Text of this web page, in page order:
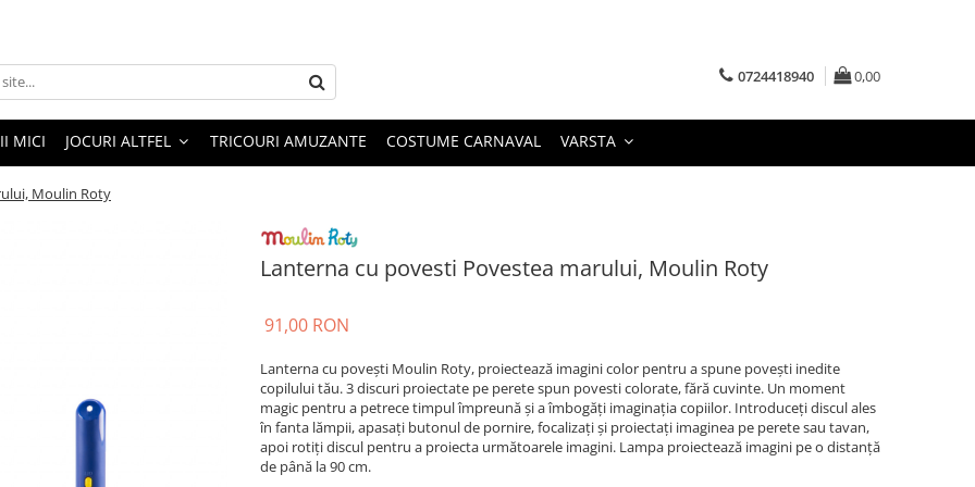
0724418940 0,00
MICI JOCURI ALTFEL TRICOURI AMUZANTE COSTUME CARNAVAL VARSTA
Moulin Roty
Lanterna cu povesti Povestea marului, Moulin Roty
91,00 RON
Lanterna cu povești Moulin Roty, proiectează imagini color pentru a spune povești inedite
copilului tău. 3 discuri proiectate pe perete spun povesti colorate, fără cuvinte. Un moment
magic pentru a petrece timpul împreună și a îmbogăți imaginația copiilor. Introduceți discul ales
în fanta lămpii, apasați butonul de pornire, focalizați și proiectați imaginea pe perete sau tavan,
apoi rotiți discul pentru a proiecta următoarele imagini. Lampa proiectează imagini pe o distanță
de până la 90 cm.